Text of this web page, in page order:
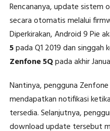
Rencananya, update sistem
secara otomatis melalui
Diperkirakan, Android 9 Pie
5pada Q1 2019 dan singgah
Zenfone 5Qpada akhir
Nantinya, pengguna
mendapatkan notifikasi
tersedia. Selanjutnya,
download update tersebut